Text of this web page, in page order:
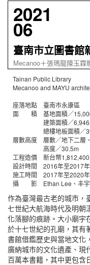
2021
06
臺南市立圖書館
Mecanoo＋張瑪龍陳玉霖
Tainan Public Library
Mecanoo and MAYU
座落地點 臺南市永康區
面 積 基地面積／
建築面積／6,946
總樓地板面積／
層數高度 層數／地下二層
高度／30.5m
工程造價 新台幣
設計時間 2016年至2017年
施工時間 2017年至2020年
攝 影 Ethan Lee、丰宇
作為臺灣最古老的城市，
七世紀大航海時代及明朝
化落腳的痕跡。大小廟宇
於十七世紀的孔廟，其有
書館借鑑歷史與當地文化
廣納城市的文化遺產、現
百萬本書籍，其中更包含